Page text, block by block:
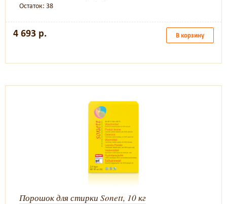
Остаток: 38
4 693 р. В корзину
Порошок для стирки Sonett, 10 кг